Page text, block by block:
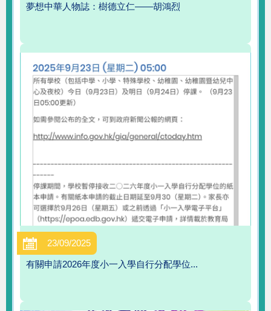
夢想中華人物誌：樹德立仁——胡鴻烈
23/09/2025
有關申請2026年度小一入學自行分配學位...